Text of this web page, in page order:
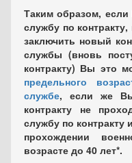
Таким образом,
службу по
заключить новый
службы (вновь
контракту) Вы это
предельного
службе, если же
контракту не
службу по контракту
прохождении
возрасте до 40 лет*.